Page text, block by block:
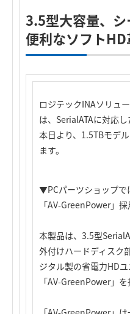
3.5型大容量、
便利なソフト
ロジテックINAソリュ
は、SerialATAに対応
本日より、1.5TBモデ
ます。
▼PCパーツショップで
「AV-GreenPower」採
本製品は、3.5型
外付けハードディスク
ジタル製の省電力HD
「AV-GreenPower」を